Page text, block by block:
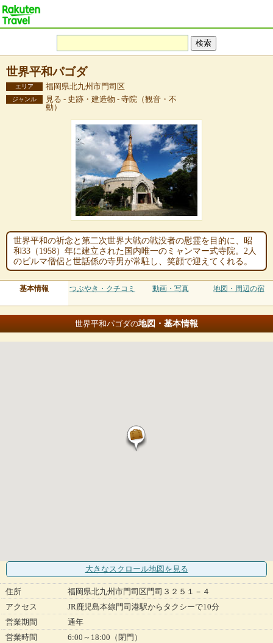
世界平和パゴダ
エリア 福岡県北九州市門司区
ジャンル
見る - 史跡・建造物 - 寺院（観音・不
動）
世界平和の祈念と第二次世界大戦の戦没者の慰霊を目的に、昭
和33（1958）年に建立された国内唯一のミャンマー式寺院。2人
のビルマ僧侶と世話係の寺男が常駐し、笑顔で迎えてくれる。
基本情報 つぶやき・クチコミ 動画・写真 地図・周辺の宿
世界平和パゴダの地図・基本情報
大きなスクロール地図 を見る
住所
福岡県北九州市門司区門司３２５１－４
アクセス
JR鹿児島本線門司港駅からタクシーで10分
営業期間
通年
営業時間
6:00～18:00（閉門）